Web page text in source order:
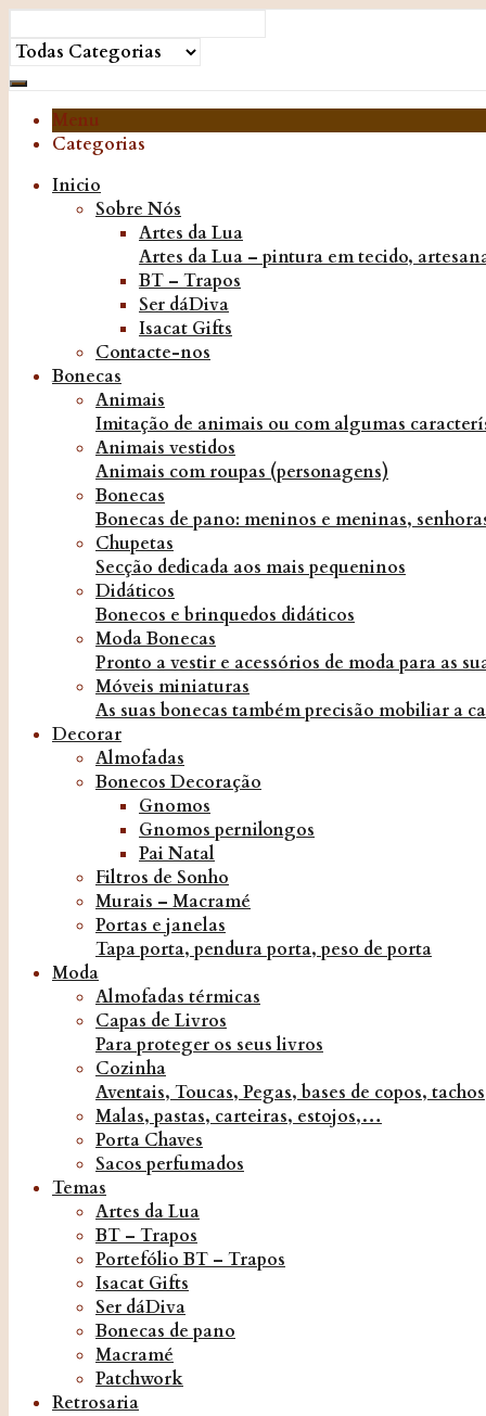
Menu
Categorias
Inicio
Sobre Nós
Artes da Lua
Artes da Lua – pintura em tecido,
BT – Trapos
Ser dáDiva
Isacat Gifts
Contacte-nos
Bonecas
Animais
Imitação de animais ou com algumas
Animais vestidos
Animais com roupas (personagens)
Bonecas
Bonecas de pano: meninos e meninas,
Chupetas
Secção dedicada aos mais pequeninos
Didáticos
Bonecos e brinquedos didáticos
Moda Bonecas
Pronto a vestir e acessórios de moda para as
Móveis miniaturas
As suas bonecas também precisão mobiliar a
Decorar
Almofadas
Bonecos Decoração
Gnomos
Gnomos pernilongos
Pai Natal
Filtros de Sonho
Murais – Macramé
Portas e janelas
Tapa porta, pendura porta, peso de porta
Moda
Almofadas térmicas
Capas de Livros
Para proteger os seus livros
Cozinha
Aventais, Toucas, Pegas, bases de copos,
Malas, pastas, carteiras, estojos,…
Porta Chaves
Sacos perfumados
Temas
Artes da Lua
BT – Trapos
Portefólio BT – Trapos
Isacat Gifts
Ser dáDiva
Bonecas de pano
Macramé
Patchwork
Retrosaria